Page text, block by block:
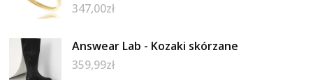
347,00zł
Answear Lab - Kozaki skórzane
359,99zł